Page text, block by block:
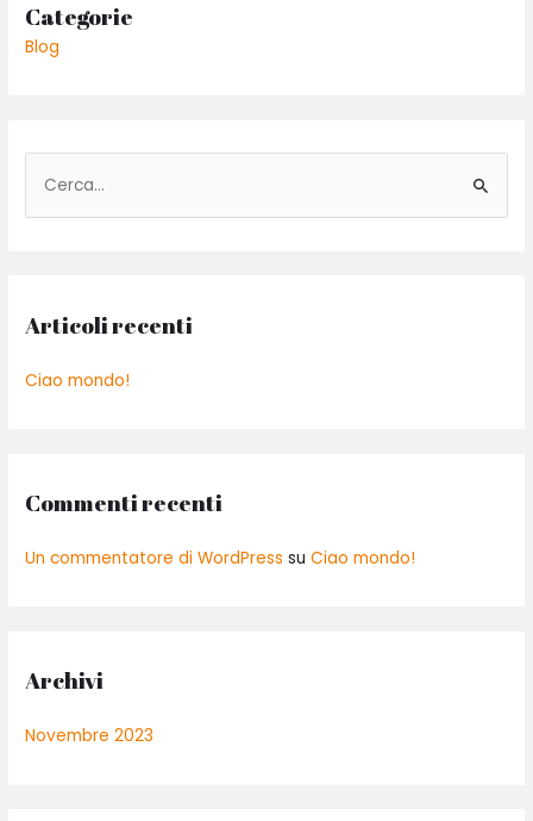
Categorie
Blog
e
a
Articoli recenti
Ciao mondo!
Commenti recenti
Un commentatore di WordPress suCiao mondo!
Archivi
Novembre 2023